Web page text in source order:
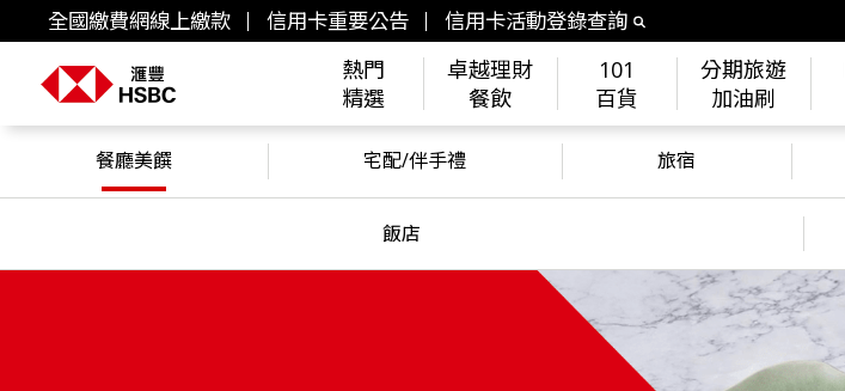
全國繳費網線上繳款 信用卡重要公告 信用卡活動登錄查詢
熱門
精選
卓越理財
餐飲
101
百貨
分期旅遊
加油刷
餐廳美饌
飯店
宅配/伴手禮 旅宿